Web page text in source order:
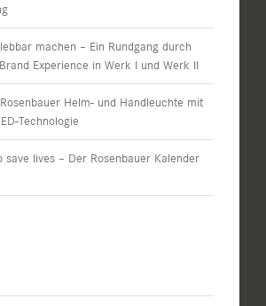
machen – Ein Rundgang durch
Experience in Werk I und Werk II
Helm- und Handleuchte mit
Technologie
save lives – Der Rosenbauer Kalender